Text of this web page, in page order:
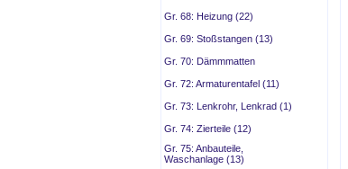
Gr. 68: Heizung (22)
Gr. 69: Stoßstangen (13)
Gr. 70: Dämmmatten
Gr. 72: Armaturentafel (11)
Gr. 73: Lenkrohr, Lenkrad (1)
Gr. 74: Zierteile (12)
Gr. 75: Anbauteile,
Waschanlage (13)